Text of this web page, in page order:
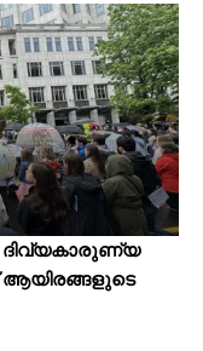
ദിവ്യകാരുണ്യ
ആയിരങ്ങളുടെ